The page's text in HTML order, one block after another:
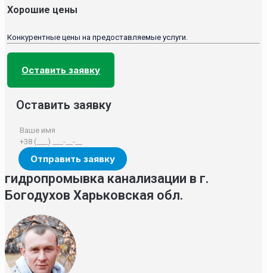
Хорошие цены
Конкурентные цены на предоставляемые услуги.
Оставить заявку
Оставить заявку
гидропромывка канализации в г.
Богодухов Харьковская обл.